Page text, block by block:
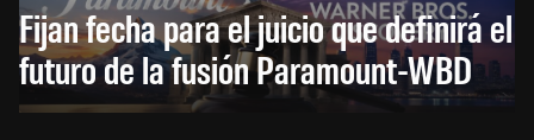
Fijan fecha para el juicio que definirá el
futuro de la fusión Paramount-WBD